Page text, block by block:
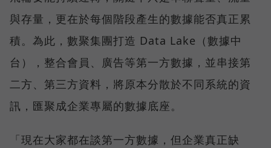
與存量，更在於每個階段產生的數據能否真正累
積。為此，數聚集團打造 Data Lake（數據中
台），整合會員、廣告等第一方數據，並串接第
二方、第三方資料，將原本分散於不同系統的資
訊，匯聚成企業專屬的數據底座。
「現在大家都在談第一方數據，但企業真正缺